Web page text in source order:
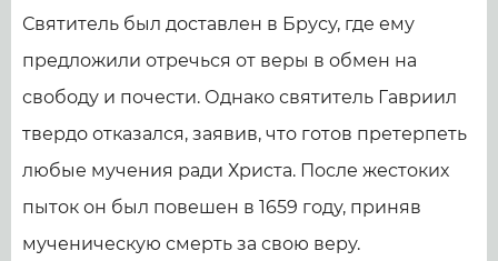
Святитель был доставлен в Брусу, где ему
предложили отречься от веры в обмен на
свободу и почести. Однако святитель Гавриил
твердо отказался, заявив, что готов претерпеть
любые мучения ради Христа. После жестоких
пыток он был повешен в 1659 году, приняв
мученическую смерть за свою веру.